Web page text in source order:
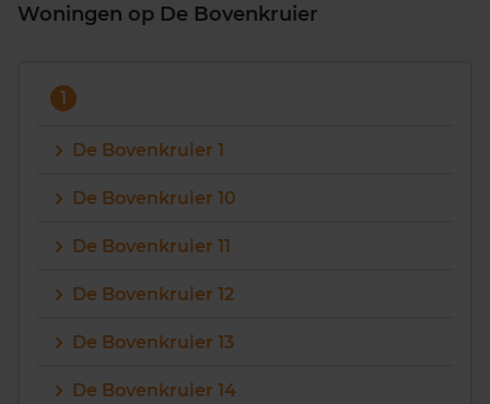
Maandag t/m vrijdag - 08:00 -18:00
Woningen op De Bovenkruier
1
De Bovenkruier 1
De Bovenkruier 10
De Bovenkruier 11
De Bovenkruier 12
De Bovenkruier 13
De Bovenkruier 14